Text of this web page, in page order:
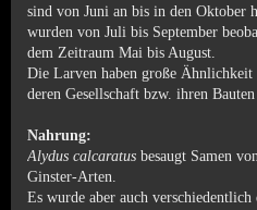
sind von Juni an bis in den Oktober
wurden von Juli bis September
dem Zeitraum Mai bis August.
Die Larven haben große
deren Gesellschaft bzw. ihren Bauten
Nahrung:
Alydus calcaratus besaugt Samen von
Ginster-Arten.
Es wurde aber auch